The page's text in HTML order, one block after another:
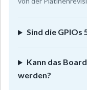
Sind die GPIOs
Kann das
werden?